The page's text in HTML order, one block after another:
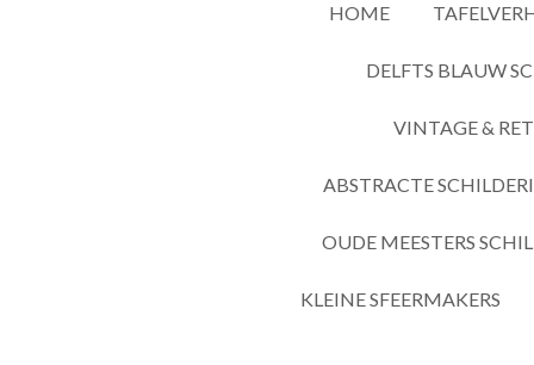
HOME
DELFTS BLAUW
VINTAGE &
ABSTRACTE
OUDE MEESTERS
KLEINE SFEERMAKERS